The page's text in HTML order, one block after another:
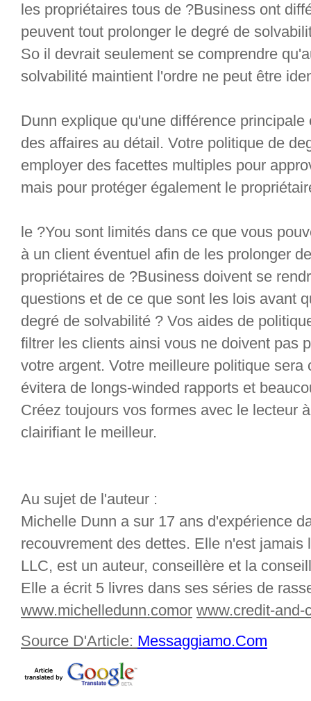
les propriétaires tous de ?Business ont
peuvent tout prolonger le degré de
So il devrait seulement se comprendre
solvabilité maintient l'ordre ne peut être
Dunn explique qu'une différence
des affaires au détail. Votre politique de
employer des facettes multiples pour
mais pour protéger également le
le ?You sont limités dans ce que vous
à un client éventuel afin de les prolonger
propriétaires de ?Business doivent se
questions et de ce que sont les lois avant
degré de solvabilité ? Vos aides de
filtrer les clients ainsi vous ne doivent pas
votre argent. Votre meilleure politique
évitera de longs-winded rapports et
Créez toujours vos formes avec le lecteur
clairifiant le meilleur.
Au sujet de l'auteur :
Michelle Dunn a sur 17 ans d'expérience
recouvrement des dettes. Elle n'est
LLC, est un auteur, conseillère et la
Elle a écrit 5 livres dans ses séries de
www.michelledunn.comor www.credit-and-
Source D'Article: Messaggiamo.Com